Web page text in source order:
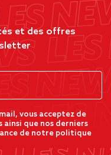
et des offres
vous acceptez de
que nos derniers
de notre politique